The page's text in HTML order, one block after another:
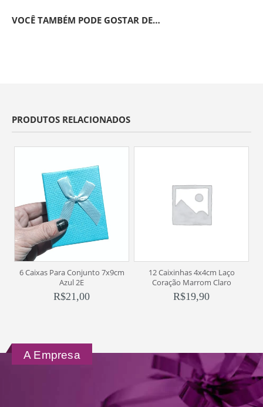
VOCÊ TAMBÉM PODE GOSTAR DE…
PRODUTOS RELACIONADOS
6 Caixas Para Conjunto 7x9cm
Azul 2E
R$21,00
12 Caixinhas 4x4cm Laço
Coração Marrom Claro
R$19,90
A Empresa